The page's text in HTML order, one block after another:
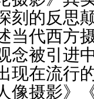
刻的反思
当代西方
念被引进
现在流行
人像摄影》